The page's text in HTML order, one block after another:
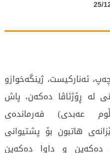
25/
ئەنارکیست، ژینگەخوازو
لە ڕۆژئاڤا دەكەن، پاش
عەبدی) فەرماندەی
هاتبون بۆ پشتیوانی
دەكەین و داوا دەكەین